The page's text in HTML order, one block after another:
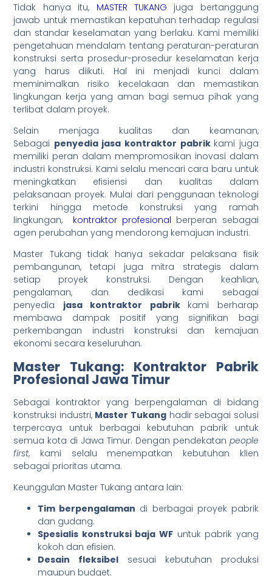
Tidak hanya itu, MASTER TUKANG juga bertanggung
jawab untuk memastikan kepatuhan terhadap regulasi
dan standar keselamatan yang berlaku. Kami memiliki
pengetahuan mendalam tentang peraturan-peraturan
konstruksi serta prosedur-prosedur keselamatan kerja
yang harus diikuti. Hal ini menjadi kunci dalam
meminimalkan risiko kecelakaan dan memastikan
lingkungan kerja yang aman bagi semua pihak yang
terlibat dalam proyek.
Selain menjaga kualitas dan keamanan,
Sebagai penyedia jasa kontraktor pabrik kami juga
memiliki peran dalam mempromosikan inovasi dalam
industri konstruksi. Kami selalu mencari cara baru untuk
meningkatkan efisiensi dan kualitas dalam
pelaksanaan proyek. Mulai dari penggunaan teknologi
terkini hingga metode konstruksi yang ramah
lingkungan, kontraktor profesional berperan sebagai
agen perubahan yang mendorong kemajuan industri.
Master Tukang tidak hanya sekadar pelaksana fisik
pembangunan, tetapi juga mitra strategis dalam
setiap proyek konstruksi. Dengan keahlian,
pengalaman, dan dedikasi kami sebagai
penyedia jasa kontraktor pabrik kami berharap
membawa dampak positif yang signifikan bagi
perkembangan industri konstruksi dan kemajuan
ekonomi secara keseluruhan.
Master Tukang: Kontraktor Pabrik
Profesional Jawa Timur
Sebagai kontraktor yang berpengalaman di bidang
konstruksi industri, Master Tukang hadir sebagai solusi
terpercaya untuk berbagai kebutuhan pabrik untuk
semua kota di Jawa Timur. Dengan pendekatan people
first, kami selalu menempatkan kebutuhan klien
sebagai prioritas utama.
Keunggulan Master Tukang antara lain:
Tim berpengalaman di berbagai proyek pabrik
dan gudang.
Spesialis konstruksi baja WF untuk pabrik yang
kokoh dan efisien.
Desain fleksibel sesuai kebutuhan produksi
maupun budget.